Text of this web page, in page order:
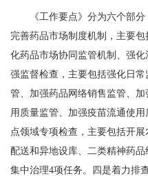
《工作要点》分为六个部分
完善药品市场制度机制，主要
化药品市场协同监管机制、强
强监督检查，主要包括强化日
管、加强药品网络销售监管、
用质量监管、加强疫苗流通使
点领域专项检查，主要包括开
配送和异地设库、二类精神药
集中治理4项任务。四是着力排